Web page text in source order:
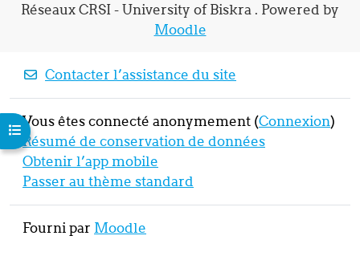
Ouvrir l’index du cours
Réseaux CRSI - University of Biskra . Powered by
Moodle
Contacter l’assistance du site
Vous êtes connecté anonymement (Connexion)
Résumé de conservation de données
Obtenir l’app mobile
Passer au thème standard
Fourni par Moodle